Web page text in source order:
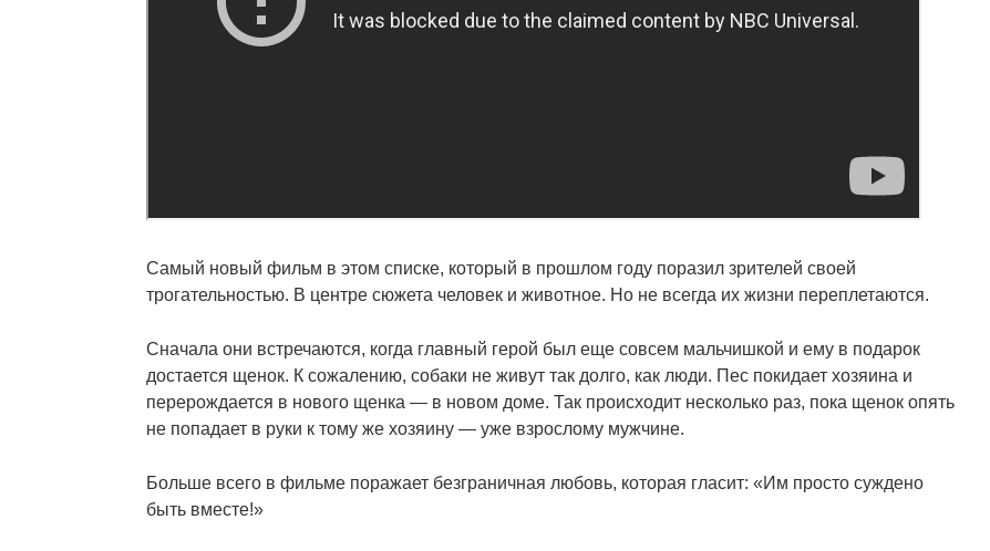
Самый новый фильм в этом списке, который в прошлом году поразил зрителей своей
трогательностью. В центре сюжета человек и животное. Но не всегда их жизни переплетаются.
Сначала они встречаются, когда главный герой был еще совсем мальчишкой и ему в подарок
достается щенок. К сожалению, собаки не живут так долго, как люди. Пес покидает хозяина и
перерождается в нового щенка — в новом доме. Так происходит несколько раз, пока щенок опять
не попадает в руки к тому же хозяину — уже взрослому мужчине.
Больше всего в фильме поражает безграничная любовь, которая гласит: «Им просто суждено
быть вместе!»